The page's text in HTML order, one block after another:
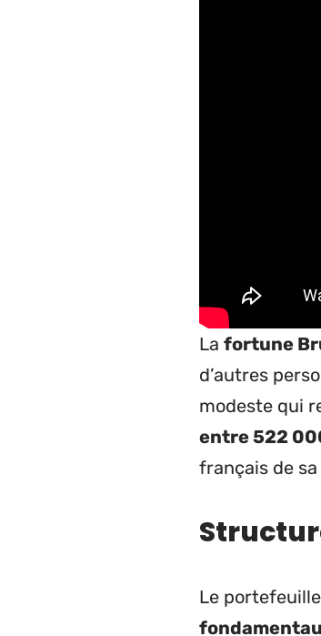
La fortune
d’autres
modeste qui
entre 522
français de
Le